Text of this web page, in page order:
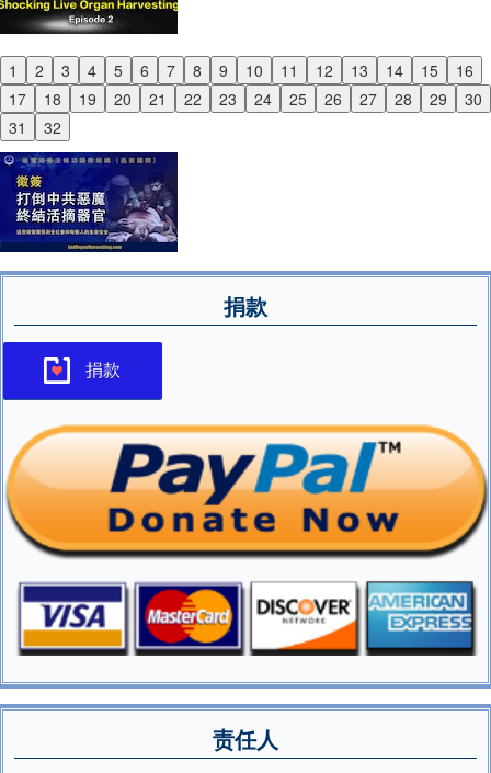
1 2 3 4 5 6 7 8 9 10 11 12 13 14 15
16
17
18 19 20 21 22 23 24 25 26 27 28 29
30
31
32
Previous
Next
捐款
捐款
责任人